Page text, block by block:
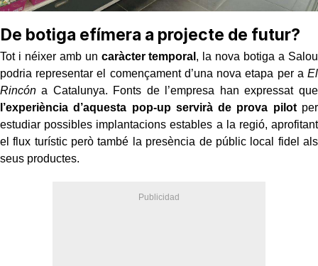
De botiga efímera a projecte de futur?
Tot i néixer amb un caràcter temporal , la nova botiga a Salou
podria representar el començament d’una nova etapa per a El
Rincón a Catalunya. Fonts de l’empresa han expressat que
l’experiència d’aquesta pop-up servirà de prova pilotper
estudiar possibles implantacions estables a la regió, aprofitant
el flux turístic però també la presència de públic local fidel als
seus productes.